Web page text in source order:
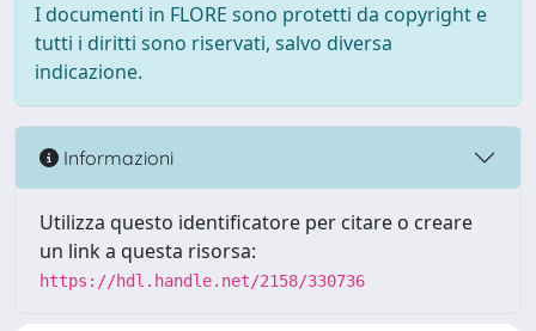
I documenti in FLORE sono protetti da copyright e
tutti i diritti sono riservati, salvo diversa
indicazione.
Informazioni
Utilizza questo identificatore per citare o creare
un link a questa risorsa:
https://hdl.handle.net/2158/330736